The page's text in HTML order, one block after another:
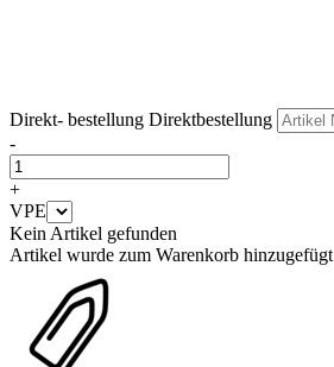
Direkt- bestellung Direktbestellung
-
+
VPE
Kein Artikel gefunden
Artikel wurde zum Warenkorb hinzugefügt